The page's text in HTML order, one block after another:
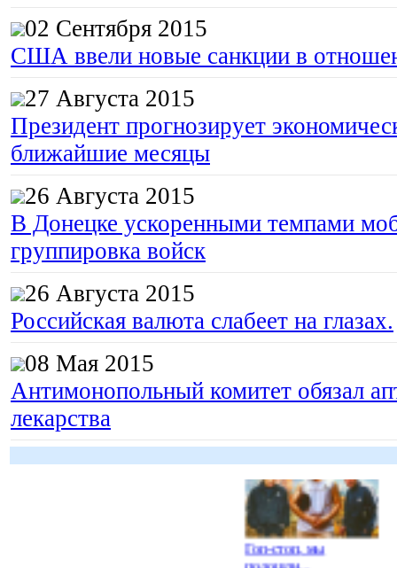
02 Сентября 2015
США ввели новые санкции в
27 Августа 2015
Президент прогнозирует
ближайшие месяцы
26 Августа 2015
В Донецке ускоренными темпами
группировка войск
26 Августа 2015
Российская валюта слабеет на глазах.
08 Мая 2015
Антимонопольный комитет обязал
лекарства
Гоп-стоп, мы
подошли...